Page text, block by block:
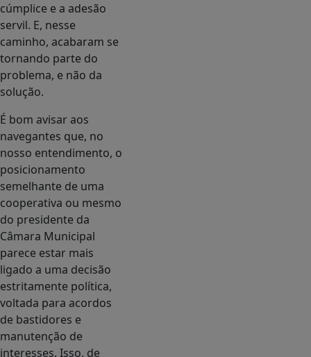
cúmplice e a adesão
servil. E, nesse
caminho, acabaram se
tornando parte do
problema, e não da
solução.
É bom avisar aos
navegantes que, no
nosso entendimento, o
posicionamento
semelhante de uma
cooperativa ou mesmo
do presidente da
Câmara Municipal
parece estar mais
ligado a uma decisão
estritamente política,
voltada para acordos
de bastidores e
manutenção de
interesses. Isso, de